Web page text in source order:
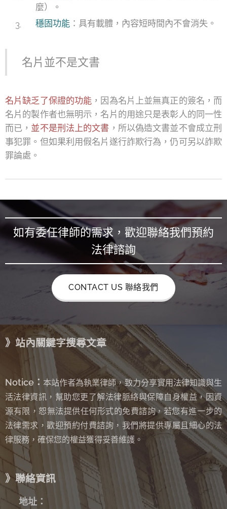
麼）。
穩固功能 ：具有載體，內容短時間內不會消失。
名片並不是文書
名片缺乏了保證的功能 ，因為名片上並無真正的簽名，而
名片的製作者也無明示，名片的用途只是表彰人的同一性
而已， 並不是刑法上的文書 ，所以偽造文書並不會成立刑
事犯罪。但如果利用假名片遂行詐欺行為，仍可另以詐欺
罪論處。
如有委任律師的需求，歡迎聯絡我們預約
法律諮詢
CONTACT US 聯絡我們
》站內關鍵字搜尋文章
Notice： 本站作者為執業律師，致力分享實用法律知識與生
活法律資訊，幫助您更了解法律脈絡與保障自身權益，因資
源有限，恕無法提供任何形式的免費諮詢， 若您有進一步的
法律需求，歡迎預約付費諮詢，我們將提供專屬且細心的法
律服務，確保您的權益獲得妥善維護。
》聯絡資訊
地址：